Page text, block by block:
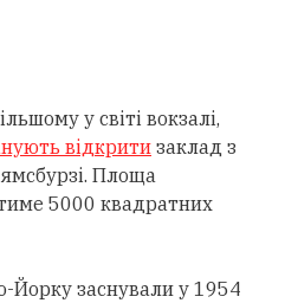
у світі вокзалі,
відкритизаклад з
Площа
5000 квадратних
Йорку заснували у 1954